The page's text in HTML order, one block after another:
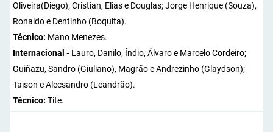
Oliveira(Diego); Cristian, Elias e Douglas; Jorge Henrique (Souza),
Ronaldo e Dentinho (Boquita).
Técnico: Mano Menezes.
Internacional - Lauro, Danilo, Índio, Álvaro e Marcelo Cordeiro;
Guiñazu, Sandro (Giuliano), Magrão e Andrezinho (Glaydson);
Taison e Alecsandro (Leandrão).
Técnico: Tite.